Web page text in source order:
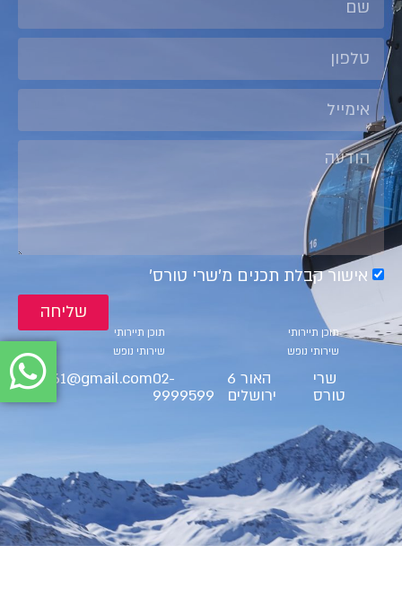
אישור קבלת תכנים מ׳שרי טורס׳
שליחה
תוכן תיירותי
שירותי נופש
תוכן תיירותי
שירותי נופש
שרי
טורס
האור 6
ירושלים
02-
9999599
ct9561@gmail.com